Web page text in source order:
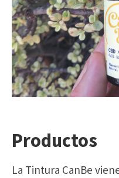
Productos
La Tintura CanBe